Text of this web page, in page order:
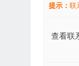
提示： 联
查看联